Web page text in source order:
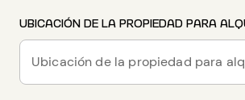
UBICACIÓN DE LA PROPIEDAD PARA
Ubicación de la propiedad para